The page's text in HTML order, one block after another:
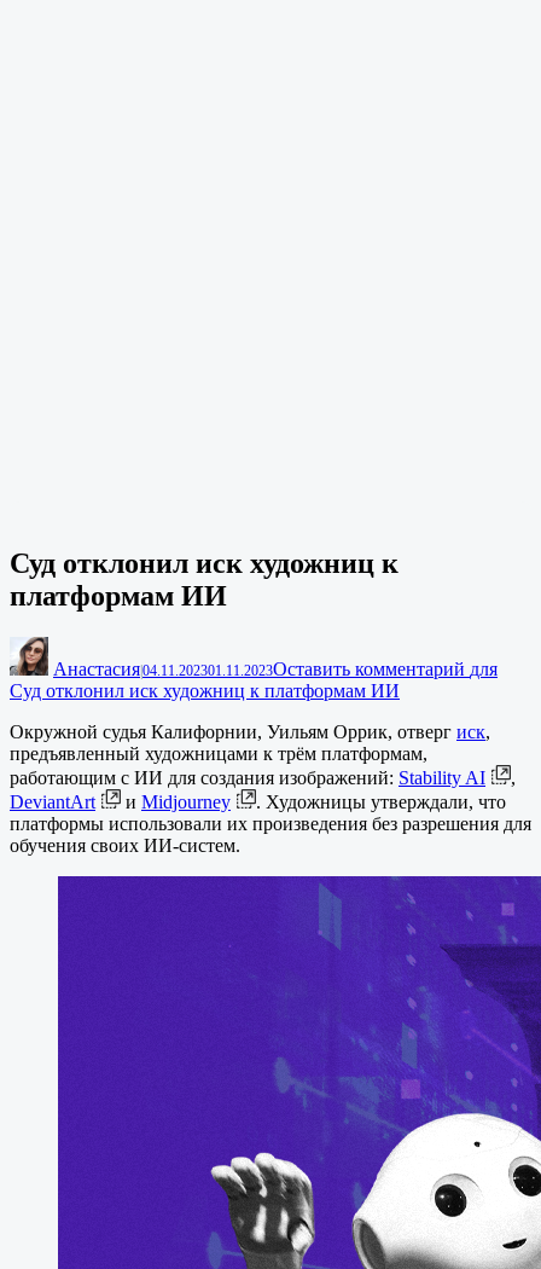
Суд отклонил иск художниц к
платформам ИИ
Анастасия|04.11.202301.11.2023Оставить комментарий для
Суд отклонил иск художниц к платформам ИИ
Окружной судья Калифорнии, Уильям Оррик, отверг иск,
предъявленный художницами к трём платформам,
работающим с ИИ для создания изображений: Stability AI
,
DeviantArt
и Midjourney
. Художницы утверждали, что
платформы использовали их произведения без разрешения для
обучения своих ИИ-систем.